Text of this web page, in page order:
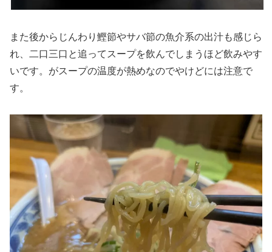
また後からじんわり鰹節やサバ節の魚介系の出汁も感じら
れ、二口三口と追ってスープを飲んでしまうほど飲みやす
いです。がスープの温度が熱めなのでやけどには注意で
す。